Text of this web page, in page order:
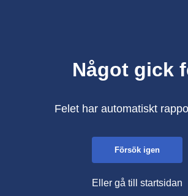
Något gick
Felet har automatiskt
Försök igen
Eller gå till startsidan